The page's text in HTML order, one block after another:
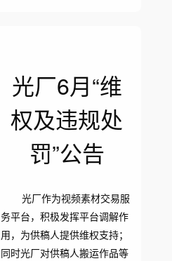
光厂6月“维
权及违规处
罚”公告
光厂作为视频素材交易服
务平台，积极发挥平台调解作
用，为供稿人提供维权支持；
同时光厂对供稿人搬运作品等